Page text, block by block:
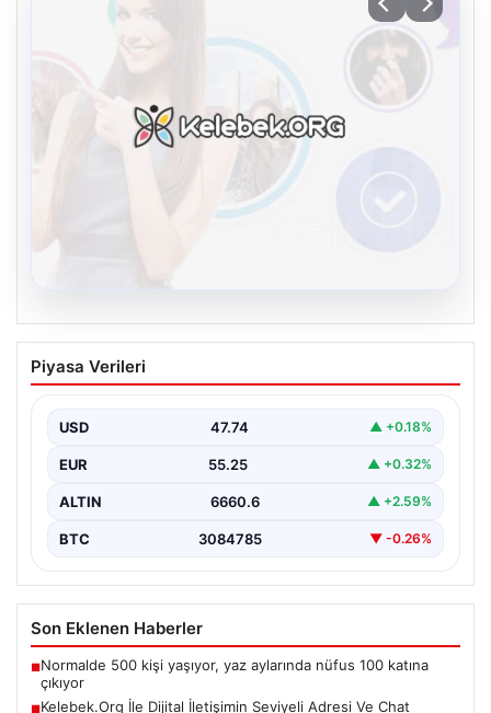
Kelebek.Org İle Dijital İletişimin Seviyeli
Adresi Ve Chat Deneyimi
iletişim oluşturması büyük bir hassasiyet taşımaktadır.
Günümüzde birçok…
Piyasa Verileri
USD 47.74 ▲ +0.18%
EUR 55.25 ▲ +0.32%
ALTIN 6660.6 ▲ +2.59%
BTC 3084785 ▼ -0.26%
Son Eklenen Haberler
■Normalde 500 kişi yaşıyor, yaz aylarında nüfus 100 katına
çıkıyor
■Kelebek.Org İle Dijital İletişimin Seviyeli Adresi Ve Chat